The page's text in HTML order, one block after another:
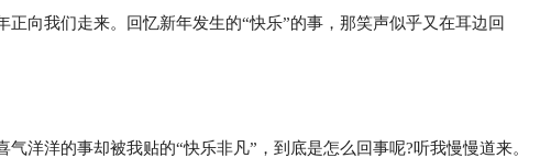
正向我们走来。回忆新年发生的“快乐”的事，那笑声似乎又在耳边回
洋洋的事却被我贴的“快乐非凡”，到底是怎么回事呢?听我慢慢道来。